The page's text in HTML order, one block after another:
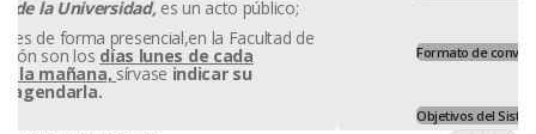
Formato de convalidaciones